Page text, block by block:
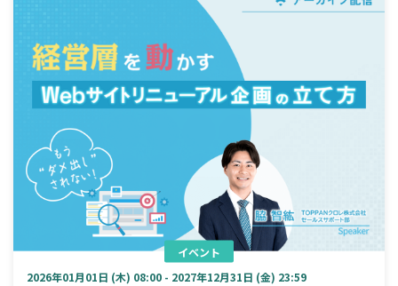
イベント
2026年01月01日 (木) 08:00 - 2027年12月31日 (金) 23:59